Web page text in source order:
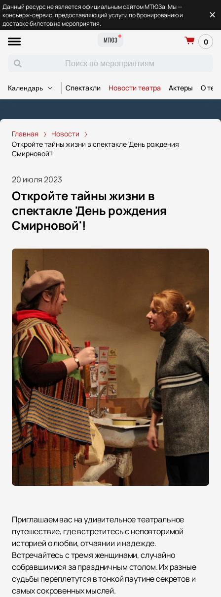
Данный ресурс не является официальным сайтом МТЮЗа. Мы —
консьерж-сервис, предоставляющий услуги по бронированию и
доставке билетов на мероприятия.
МТЮЗ
0
Календарь Спектакли Новости театра Актеры О
Главная
Новости
Откройте тайны жизни в спектакле 'День рождения
Смирновой'!
20 июля 2023
Откройте тайны жизни в
спектакле 'День рождения
Смирновой'!
Приглашаем вас на удивительное театральное
путешествие, где встретитесь с неповторимой
историей о любви, отчаянии и надежде.
Встречайтесь с тремя женщинами, случайно
собравшимися за праздничным столом. Их разные
судьбы переплетутся в тонкой паутине секретов и
самых сокровенных мыслей.